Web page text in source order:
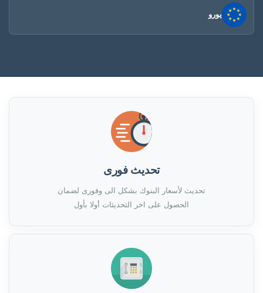
يورو
تحديث فورى
تحديث لأسعار البنوك بشكل الى وفورى لضمان
الحصول على اخر التحديثات أولا بأول